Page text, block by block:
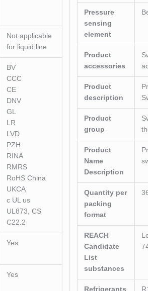
Not applicable
for liquid line
BV
CCC
CE
DNV
GL
LR
LVD
PZH
RINA
RMRS
RoHS China
UKCA
c UL us
UL873, CS
C22.2
Yes
Yes
Pressure
sensing
element
Product
accessories
Product
description
Product
group
Product
Name
Description
Quantity per
packing
format
REACH
Candidate
List
substances
Refrigerants